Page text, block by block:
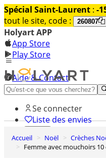
Spécial Saint-Laurent : -
tout le site, code :
260807
Holyart APP
App Store
Play Store
Aide & Contact
Découvrez Premium
Se connecter
Liste des envies
0
Panier
Accueil Noël Crèches
Femme avec mouchoirs